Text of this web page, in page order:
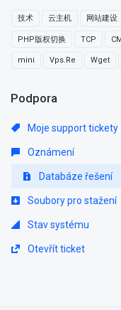
技术 云主机 网站建设
PHP版权切换 TCP
mini Vps.Re Wget
Podpora
Moje support tickety
Oznámení
Databáze řešení
Soubory pro stažení
Stav systému
Otevřít ticket